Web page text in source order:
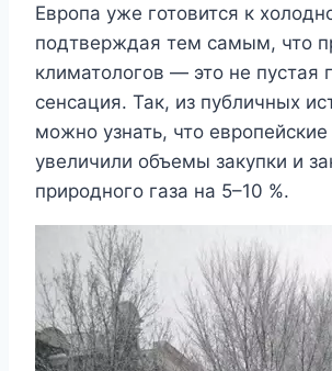
Европа уже готовится к
подтверждая тем самым, что
климатологов — это не пустая
сенсация. Так, из публичных
можно узнать, что
увеличили объемы закупки и
природного газа на 5–10 %.